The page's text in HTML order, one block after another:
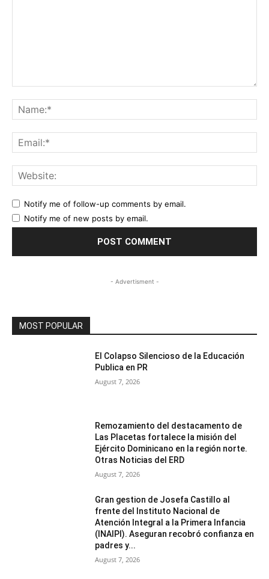
Notify me of follow-up comments by email.
Notify me of new posts by email.
- Advertisment -
MOST POPULAR
El Colapso Silencioso de la Educación
Publica en PR
August 7, 2026
Remozamiento del destacamento de
Las Placetas fortalece la misión del
Ejército Dominicano en la región norte.
Otras Noticias del ERD
August 7, 2026
Gran gestion de Josefa Castillo al
frente del Instituto Nacional de
Atención Integral a la Primera Infancia
(INAIPI). Aseguran recobró confianza en
padres y...
August 7, 2026